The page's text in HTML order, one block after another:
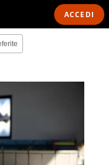
ACCEDI